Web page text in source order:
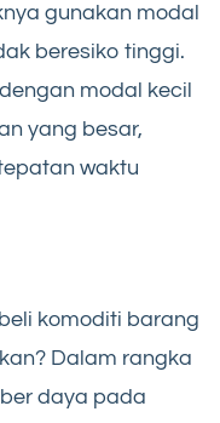
gunakan modal
beresiko tinggi.
modal kecil
yang besar,
waktu
komoditi barang
Dalam rangka
daya pada